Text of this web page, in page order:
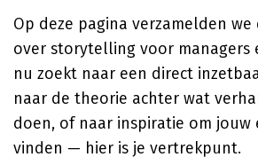
Op deze pagina verzamelden
over storytelling voor managers
nu zoekt naar een direct
naar de theorie achter wat
doen, of naar inspiratie om jouw
vinden — hier is je vertrekpunt.